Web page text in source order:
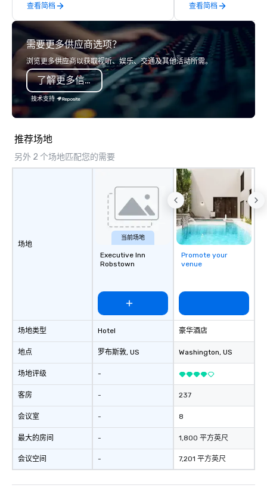
friends, family, and colleagues for any
and all occasions. As seen on NBC,
Today Show, FOX5, and TikTok.
Locations open in NYC, Atlanta, and
Washington DC. BEAT THE BOMB
VIRTUAL designs video games for
virtual team building. Our 1-hr fully
hosted experience strengthens team
skills and maximizes employee
engagement in an interactive, clever,
escape rooms, murder mysteries, and
trivia. Join the 100+ companies who
have taken on the challenge including
Microsoft, Citi, and BCG.
查看简档
“cowboy mythology,”
inspiration from the
landscape.
查看简档
需要更多供应商选项？
浏览更多供应商以获取视听、娱乐、交通及其他活动所需。
了解更多信息
技术支持
推荐场地
另外 2 个场地匹配您的需要
场地
场地类型
地点
场地评级
客房
会议室
最大的房间
会议空间
当前场地
Executive Inn
Robstown
Hotel
罗布斯敦, US
-
-
-
-
-
Promote your
venue
豪华酒店
Washington, US
237
8
1,800 平方英尺
7,201 平方英尺